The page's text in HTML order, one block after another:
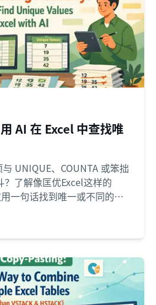
AI 在 Excel 中查找唯
UNIQUE、COUNTA 或笨拙
了解像匡优Excel这样的
一句话找到唯一或不同的